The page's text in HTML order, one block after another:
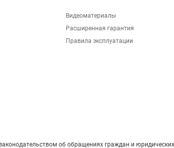
Видеоматериалы
Расширенная гарантия
Правила эксплуатации
об обращениях граждан и